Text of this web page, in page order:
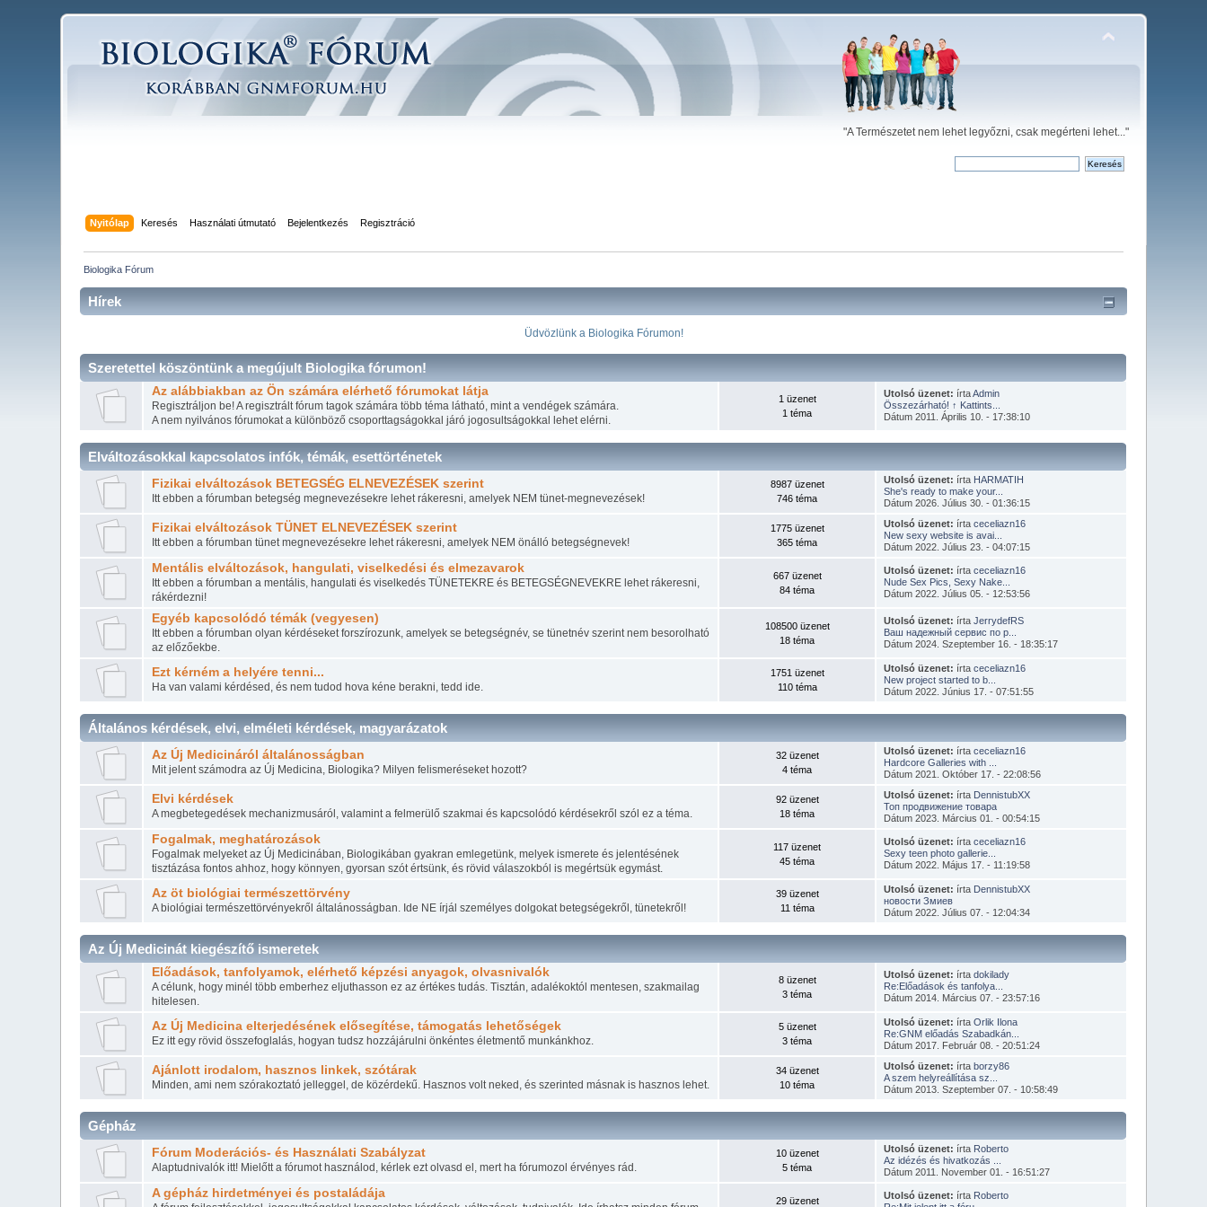
"A Természetet nem lehet legyőzni, csak megérteni lehet..."
Nyitólap Keresés Használati útmutató Bejelentkezés Regisztráció
Biologika Fórum
Hírek
Üdvözlünk a Biologika Fórumon!
Szeretettel köszöntünk a megújult Biologika fórumon!
Az alábbiakban az Ön számára elérhető fórumokat látja
Regisztráljon be! A regisztrált fórum tagok számára több téma látható, mint a vendégek számára.
A nem nyilvános fórumokat a különböző csoporttagságokkal járó jogosultságokkal lehet elérni.
1 üzenet
1 téma
Utolsó üzenet: írtaAdmin
Összezárható! ↑ Kattints...
Dátum 2011. Április 10. - 17:38:10
Elváltozásokkal kapcsolatos infók, témák, esettörténetek
Fizikai elváltozások BETEGSÉG ELNEVEZÉSEK szerint
Itt ebben a fórumban betegség megnevezésekre lehet rákeresni, amelyek NEM tünet-megnevezések!
8987 üzenet
746 téma
Utolsó üzenet: írta HARMATIH
She's ready to make your...
Dátum 2026. Július 30. - 01:36:15
Fizikai elváltozások TÜNET ELNEVEZÉSEK szerint
Itt ebben a fórumban tünet megnevezésekre lehet rákeresni, amelyek NEM önálló betegségnevek!
1775 üzenet
365 téma
Utolsó üzenet: írta ceceliazn16
New sexy website is avai...
Dátum 2022. Július 23. - 04:07:15
Mentális elváltozások, hangulati, viselkedési és elmezavarok
Itt ebben a fórumban a mentális, hangulati és viselkedés TÜNETEKRE és BETEGSÉGNEVEKRE lehet rákeresni,
rákérdezni!
667 üzenet
84 téma
Utolsó üzenet: írta ceceliazn16
Nude Sex Pics, Sexy Nake...
Dátum 2022. Július 05. - 12:53:56
Egyéb kapcsolódó témák (vegyesen)
Itt ebben a fórumban olyan kérdéseket forszírozunk, amelyek se betegségnév, se tünetnév szerint nem besorolható
az előzőekbe.
108500 üzenet
18 téma
Utolsó üzenet: írta JerrydefRS
Ваш надежный сервис по р...
Dátum 2024. Szeptember 16. - 18:35:17
Ezt kérném a helyére tenni...
Ha van valami kérdésed, és nem tudod hova kéne berakni, tedd ide.
1751 üzenet
110 téma
Utolsó üzenet: írta ceceliazn16
New project started to b...
Dátum 2022. Június 17. - 07:51:55
Általános kérdések, elvi, elméleti kérdések, magyarázatok
Az Új Medicináról általánosságban
Mit jelent számodra az Új Medicina, Biologika? Milyen felismeréseket hozott?
32 üzenet
4 téma
Utolsó üzenet: írta ceceliazn16
Hardcore Galleries with ...
Dátum 2021. Október 17. - 22:08:56
Elvi kérdések
A megbetegedések mechanizmusáról, valamint a felmerülő szakmai és kapcsolódó kérdésekről szól ez a téma.
92 üzenet
18 téma
Utolsó üzenet: írta DennistubXX
Топ продвижение товара
Dátum 2023. Március 01. - 00:54:15
Fogalmak, meghatározások
Fogalmak melyeket az Új Medicinában, Biologikában gyakran emlegetünk, melyek ismerete és jelentésének
tisztázása fontos ahhoz, hogy könnyen, gyorsan szót értsünk, és rövid válaszokból is megértsük egymást.
117 üzenet
45 téma
Utolsó üzenet: írta ceceliazn16
Sexy teen photo gallerie...
Dátum 2022. Május 17. - 11:19:58
Az öt biológiai természettörvény
A biológiai természettörvényekről általánosságban. Ide NE írjál személyes dolgokat betegségekről, tünetekről!
39 üzenet
11 téma
Utolsó üzenet: írta DennistubXX
новости Змиев
Dátum 2022. Július 07. - 12:04:34
Az Új Medicinát kiegészítő ismeretek
Előadások, tanfolyamok, elérhető képzési anyagok, olvasnivalók
A célunk, hogy minél több emberhez eljuthasson ez az értékes tudás. Tisztán, adalékoktól mentesen, szakmailag
hitelesen.
8 üzenet
3 téma
Utolsó üzenet: írta dokilady
Re:Előadások és tanfolya...
Dátum 2014. Március 07. - 23:57:16
Az Új Medicina elterjedésének elősegítése, támogatás lehetőségek
Ez itt egy rövid összefoglalás, hogyan tudsz hozzájárulni önkéntes életmentő munkánkhoz.
5 üzenet
3 téma
Utolsó üzenet: írta Orlik Ilona
Re:GNM előadás Szabadkán...
Dátum 2017. Február 08. - 20:51:24
Ajánlott irodalom, hasznos linkek, szótárak
Minden, ami nem szórakoztató jelleggel, de közérdekű. Hasznos volt neked, és szerinted másnak is hasznos lehet.
34 üzenet
10 téma
Utolsó üzenet: írta borzy86
A szem helyreállítása sz...
Dátum 2013. Szeptember 07. - 10:58:49
Gépház
Fórum Moderációs- és Használati Szabályzat
Alaptudnivalók itt! Mielőtt a fórumot használod, kérlek ezt olvasd el, mert ha fórumozol érvényes rád.
10 üzenet
5 téma
Utolsó üzenet: írta Roberto
Az idézés és hivatkozás ...
Dátum 2011. November 01. - 16:51:27
A gépház hirdetményei és postaládája
29 üzenet Utolsó üzenet: írta Roberto